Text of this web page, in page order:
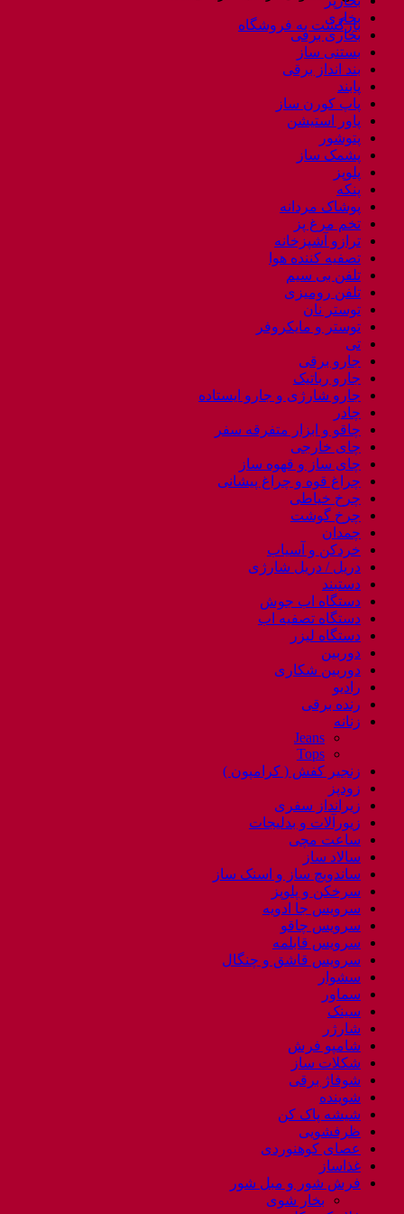
بازگشت به فروشگاه
بخاری
بخاری برقی
بستنی ساز
بند انداز برقی
پابند
پاپ کورن ساز
پاور استیشن
پتوشور
پشمک ساز
پلوپز
پنکه
پوشاک مردانه
تخم مرغ پز
ترازو آشپزخانه
تصفیه کننده هوا
تلفن بی سیم
تلفن رومیزی
توستر نان
توستر و مایکروفر
تی
جارو برقی
جارو رباتیک
جارو شارژی و جارو ایستاده
چادر
چاقو و ابزار متفرقه سفر
چای خارجی
چای ساز و قهوه ساز
چراغ قوه و چراغ پیشانی
چرخ خیاطی
چرخ گوشت
چمدان
خردکن و آسیاب
دریل / دریل شارژی
دستبند
دستگاه اب جوش
دستگاه تصفیه اب
دستگاه لیزر
دوربین
دوربین شکاری
رادیو
رنده برقی
زنانه
Jeans
Tops
زنجیر کفش ( کرامپون )
زودپز
زیرانداز سفری
زیورآلات و بدلیجات
ساعت مچی
سالاد ساز
ساندویچ ساز و اسنک ساز
سرخکن و پلوپز
سرویس جا ادویه
سرویس چاقو
سرویس قابلمه
سرویس قاشق و چنگال
سشوار
سماور
سینک
شارژر
شامپو فرش
شکلات ساز
شوفاژ برقی
شوینده
شیشه پاک کن
ظرفشویی
عصای کوهنوردی
غذاساز
فرش شور و مبل شور
بخار شوی